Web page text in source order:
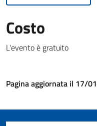
Costo
L'evento è gratuito
Pagina aggiornata il 17/